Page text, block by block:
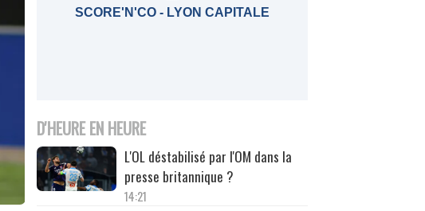
SCORE'N'CO - LYON CAPITALE
D'HEURE EN HEURE
L'OL déstabilisé par l'OM dans la
presse britannique ?
14:21